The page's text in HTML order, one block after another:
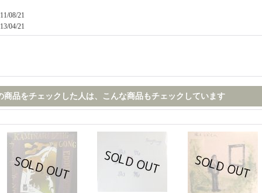
11/08/21
13/04/21
商品をチェックした人は、こんな商品もチェックしています